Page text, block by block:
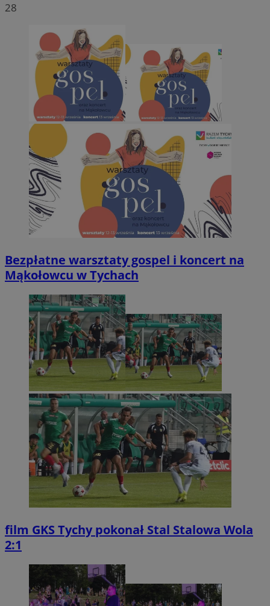
28
Bezpłatne warsztaty gospel i koncert na
Mąkołowcu w Tychach
film GKS Tychy pokonał Stal Stalowa Wola
2:1